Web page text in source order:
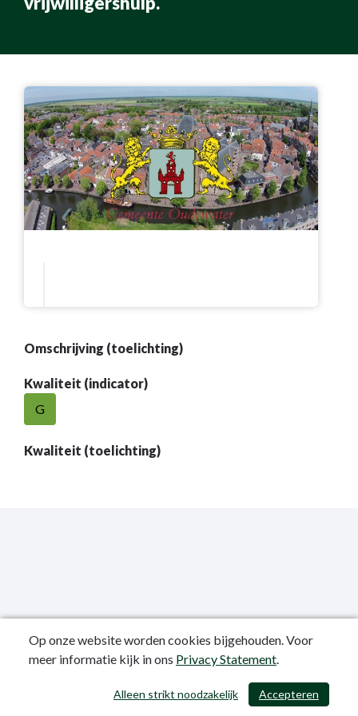
Omschrijving (toelichting)
Kwaliteit (indicator)
G
Kwaliteit (toelichting)
/ 403
Publicatiedatum: 12-06-2023
Op onze website worden cookies bijgehouden. Voor
meer informatie kijk in ons Privacy Statement.
Accepteren
Alleen strikt noodzakelijk